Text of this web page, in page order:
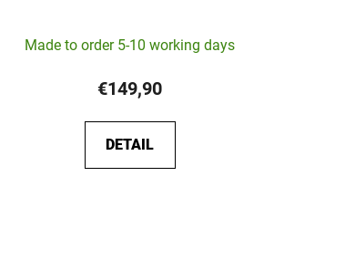
average
product
rating
is
5,0
Made to order 5-10 working days
€149,90
DETAIL